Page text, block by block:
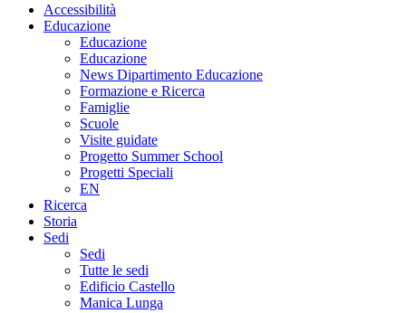
Accessibilità
Educazione
Educazione
Educazione
News Dipartimento Educazione
Formazione e Ricerca
Famiglie
Scuole
Visite guidate
Progetto Summer School
Progetti Speciali
EN
Ricerca
Storia
Sedi
Sedi
Tutte le sedi
Edificio Castello
Manica Lunga